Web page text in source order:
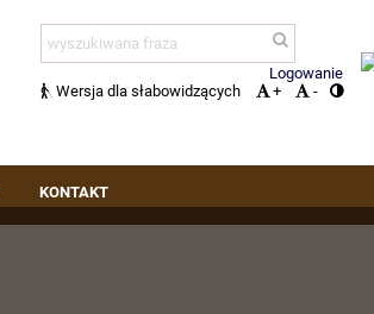
Logowanie
Wersja dla słabowidzących
+ -
KONTAKT